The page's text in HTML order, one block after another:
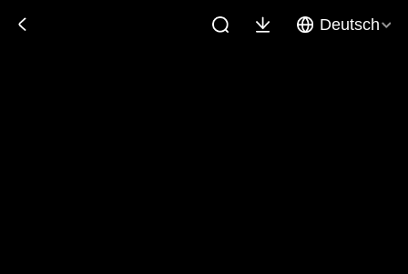
Deutsch